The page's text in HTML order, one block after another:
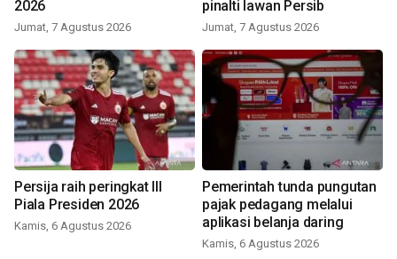
2026
Jumat, 7 Agustus 2026
pinalti lawan Persib
Jumat, 7 Agustus 2026
Persija raih peringkat III
Piala Presiden 2026
Kamis, 6 Agustus 2026
Pemerintah tunda pungutan
pajak pedagang melalui
aplikasi belanja daring
Kamis, 6 Agustus 2026